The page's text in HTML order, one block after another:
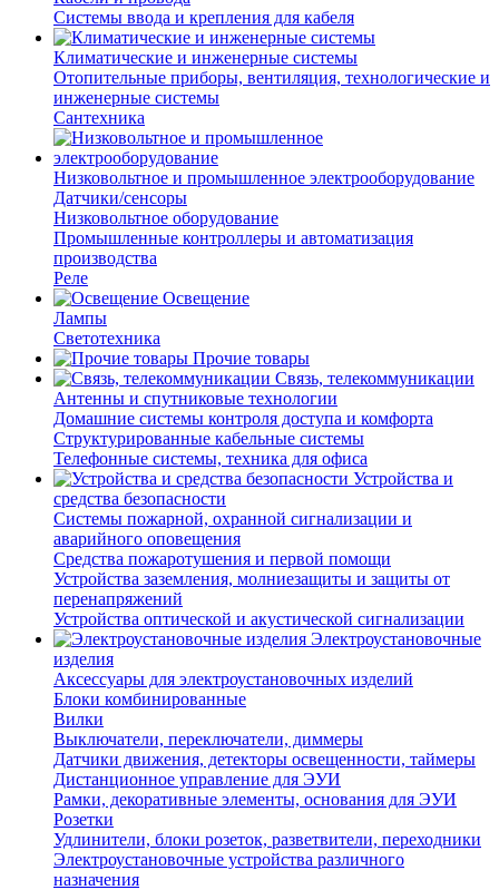
Системы ввода и крепления для кабеля
Климатические и инженерные системы
Отопительные приборы, вентиляция, технологические и
инженерные системы
Сантехника
Низковольтное и промышленное электрооборудование
Датчики/сенсоры
Низковольтное оборудование
Промышленные контроллеры и автоматизация
производства
Реле
Освещение
Лампы
Светотехника
Прочие товары
Связь, телекоммуникации
Антенны и спутниковые технологии
Домашние системы контроля доступа и комфорта
Структурированные кабельные системы
Телефонные системы, техника для офиса
Устройства и
средства безопасности
Системы пожарной, охранной сигнализации и
аварийного оповещения
Средства пожаротушения и первой помощи
Устройства заземления, молниезащиты и защиты от
перенапряжений
Устройства оптической и акустической сигнализации
Электроустановочные
изделия
Аксессуары для электроустановочных изделий
Блоки комбинированные
Вилки
Выключатели, переключатели, диммеры
Датчики движения, детекторы освещенности, таймеры
Дистанционное управление для ЭУИ
Рамки, декоративные элементы, основания для ЭУИ
Розетки
Удлинители, блоки розеток, разветвители, переходники
Электроустановочные устройства различного
назначения